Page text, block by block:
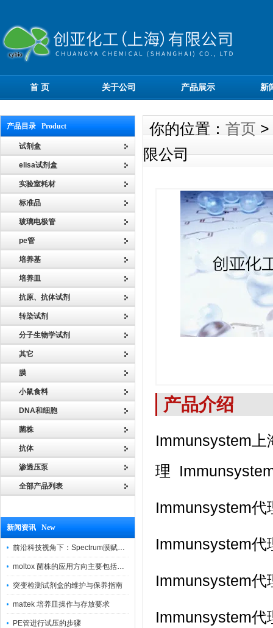
首 页 关于公司 产品展示 新
产品目录 Product
试剂盒
elisa试剂盒
实验室耗材
标准品
玻璃电极管
pe管
培养基
培养皿
抗原、抗体试剂
转染试剂
分子生物学试剂
其它
膜
小鼠食料
DNA和细胞
菌株
抗体
渗透压泵
全部产品列表
新闻资讯 New
前沿科技视角下：Spectrum膜赋能精密制造
moltox 菌株的应用方向主要包括以下几个方面
突变检测试剂盒的维护与保养指南
mattek 培养皿操作与存放要求
PE管进行试压的步骤
你的位置： 首页 >
限公司
产品介绍
Immunsystem
理
Immunsystem代
Immunsystem代
Immunsystem代
Immunsystem代